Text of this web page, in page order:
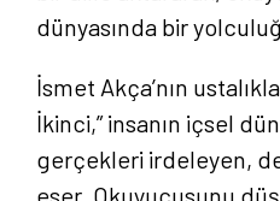
dünyasında bir
İsmet Akça’nın
İkinci,” insanın içsel
gerçekleri irdeleyen,
eser. Okuyucusunu